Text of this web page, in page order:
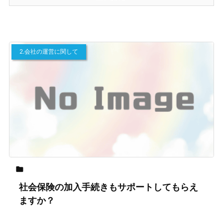

2.会社の運営に関して
社会保険の加入手続きもサポートしてもらえ
ますか？